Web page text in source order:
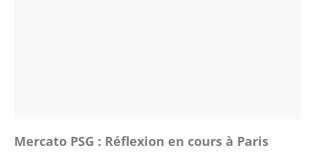
Mercato PSG : Réflexion en cours à Paris